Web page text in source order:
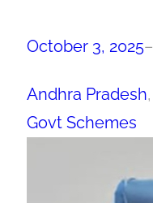
October 3, 2025–
Andhra Pradesh,
Govt Schemes